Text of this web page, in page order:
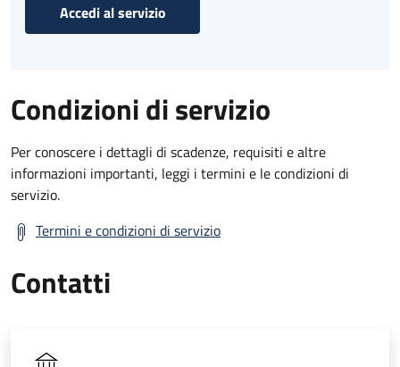
Accedi al servizio
Condizioni di servizio
Per conoscere i dettagli di scadenze, requisiti e altre
informazioni importanti, leggi i termini e le condizioni di
servizio.
Termini e condizioni di servizio
Contatti